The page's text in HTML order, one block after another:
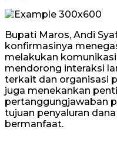
Bupati Maros, Andi
konfirmasinya
melakukan
mendorong interaksi
terkait dan organisasi
juga menekankan
pertanggungjawaban
tujuan penyaluran
bermanfaat.